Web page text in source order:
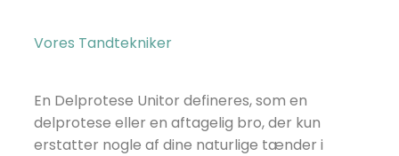
Vores Tandtekniker
En Delprotese Unitor defineres, som en
delprotese eller en aftagelig bro, der kun
erstatter nogle af dine naturlige tænder i